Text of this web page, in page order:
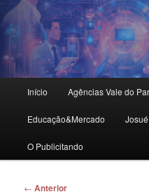
principal
Início Agências Vale do
Educação&Mercado
O Publicitando
Navegação
← Anterior